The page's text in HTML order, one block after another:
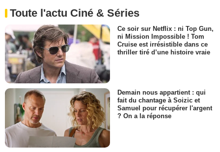
Toute l'actu Ciné & Séries
Ce soir sur Netflix : ni Top Gun,
ni Mission Impossible ! Tom
Cruise est irrésistible dans ce
thriller tiré d’une histoire vraie
Demain nous appartient : qui
fait du chantage à Soizic et
Samuel pour récupérer l'argent
? On a la réponse